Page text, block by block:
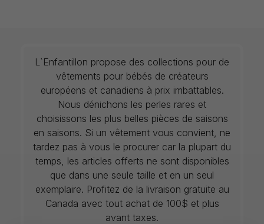
L`Enfantillon propose des collections pour de
vêtements pour bébés de créateurs
européens et canadiens à prix imbattables.
Nous dénichons les perles rares et
choisissons les plus belles pièces de saisons
en saisons. Si un vêtement vous convient, ne
tardez pas à vous le procurer car la plupart du
temps, les articles offerts ne sont disponibles
que dans une seule taille et en un seul
exemplaire. Profitez de la livraison gratuite au
Canada avec tout achat de 100$ et plus
avant taxes.